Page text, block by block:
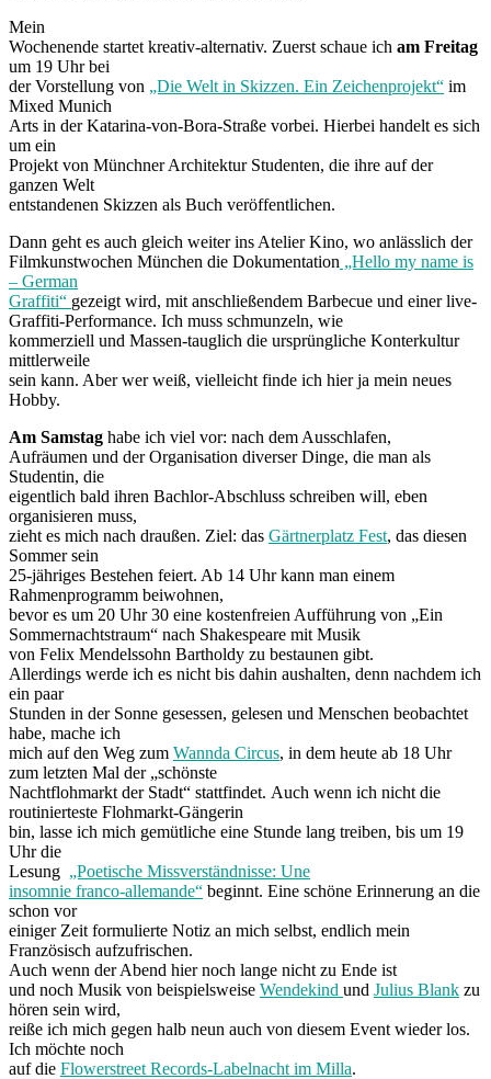
Mein
Wochenende startet kreativ-alternativ. Zuerst schaue ich am Freitag
um 19 Uhr bei
der Vorstellung von „Die Welt in Skizzen. Ein Zeichenprojekt“ im
Mixed Munich
Arts in der Katarina-von-Bora-Straße vorbei. Hierbei handelt es sich
um ein
Projekt von Münchner Architektur Studenten, die ihre auf der
ganzen Welt
entstandenen Skizzen als Buch veröffentlichen.
Dann geht es auch gleich weiter ins Atelier Kino, wo anlässlich der
Filmkunstwochen München die Dokumentation „Hello my name is
– German
Graffiti“ gezeigt wird, mit anschließendem Barbecue und einer live-
Graffiti-Performance. Ich muss schmunzeln, wie
kommerziell und Massen-tauglich die ursprüngliche Konterkultur
mittlerweile
sein kann. Aber wer weiß, vielleicht finde ich hier ja mein neues
Hobby.
Am Samstag habe ich viel vor: nach dem Ausschlafen,
Aufräumen und der Organisation diverser Dinge, die man als
Studentin, die
eigentlich bald ihren Bachlor-Abschluss schreiben will, eben
organisieren muss,
zieht es mich nach draußen. Ziel: das Gärtnerplatz Fest, das diesen
Sommer sein
25-jähriges Bestehen feiert. Ab 14 Uhr kann man einem
Rahmenprogramm beiwohnen,
bevor es um 20 Uhr 30 eine kostenfreien Aufführung von „Ein
Sommernachtstraum“ nach Shakespeare mit Musik
von Felix Mendelssohn Bartholdy zu bestaunen gibt.
Allerdings werde ich es nicht bis dahin aushalten, denn nachdem ich
ein paar
Stunden in der Sonne gesessen, gelesen und Menschen beobachtet
habe, mache ich
mich auf den Weg zum Wannda Circus, in dem heute ab 18 Uhr
zum letzten Mal der „schönste
Nachtflohmarkt der Stadt“ stattfindet. Auch wenn ich nicht die
routinierteste Flohmarkt-Gängerin
bin, lasse ich mich gemütliche eine Stunde lang treiben, bis um 19
Uhr die
Lesung „Poetische Missverständnisse: Une
insomnie franco-allemande“ beginnt. Eine schöne Erinnerung an die
schon vor
einiger Zeit formulierte Notiz an mich selbst, endlich mein
Französisch aufzufrischen.
Auch wenn der Abend hier noch lange nicht zu Ende ist
und noch Musik von beispielsweise Wendekind und Julius Blank zu
hören sein wird,
reiße ich mich gegen halb neun auch von diesem Event wieder los.
Ich möchte noch
auf die Flowerstreet Records-Labelnacht im Milla.